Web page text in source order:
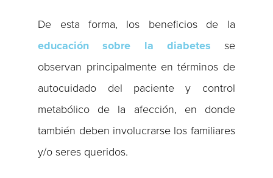
De esta forma, los beneficios de la
educación sobre la diabetes se
observan principalmente en términos de
autocuidado del paciente y control
metabólico de la afección, en donde
también deben involucrarse los familiares
y/o seres queridos.